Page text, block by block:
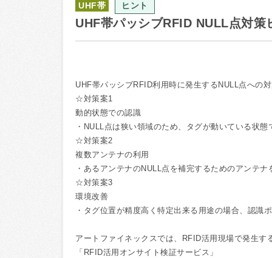
UHF帯 ヒント
UHF帯パッシブRFID NULL点対策
UHF帯パッシブRFID利用時に発生するNULL点への
☆対策案1
動的状態での認識
・NULL点は狭い領域のため、タグが動いている状
☆対策案2
複数アンテナの利用
・あるアンテナのNULL点を補完するためのアンテ
☆対策案3
環境改善
・タグ位置が精度高く特定出来る用途の場合、認識
アートファイネックスでは、RFID活用現場で発生す
「RFID活用オンサイト検証サービス」